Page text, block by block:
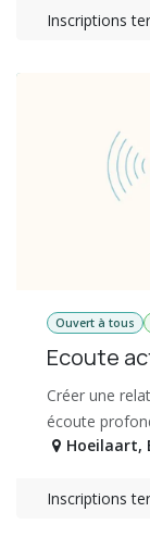
Inscriptions
Ouvert à tous
Ecoute
Créer une
écoute
Hoeilaart,
Inscriptions